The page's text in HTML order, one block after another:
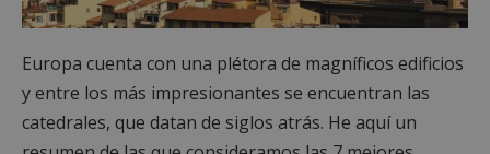
Europa cuenta con una plétora de magníficos edificios
y entre los más impresionantes se encuentran las
catedrales, que datan de siglos atrás. He aquí un